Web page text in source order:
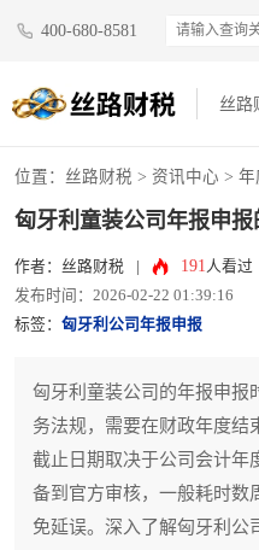
400-680-8581
丝路
位置： 丝路财税 > 资讯中心 > 年
匈牙利童装公司年报申
作者：丝路财税 191人看过
发布时间：2026-02-22 01:39:16
标签： 匈牙利公司年报申报
匈牙利童装公司的年报申报
务法规，需要在财政年度结
截止日期取决于公司会计年
备到官方审核，一般耗时数
免延误。深入了解匈牙利公